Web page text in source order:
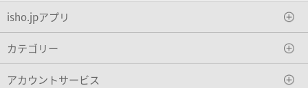
isho.jpアプリ
カテゴリー
アカウントサービス